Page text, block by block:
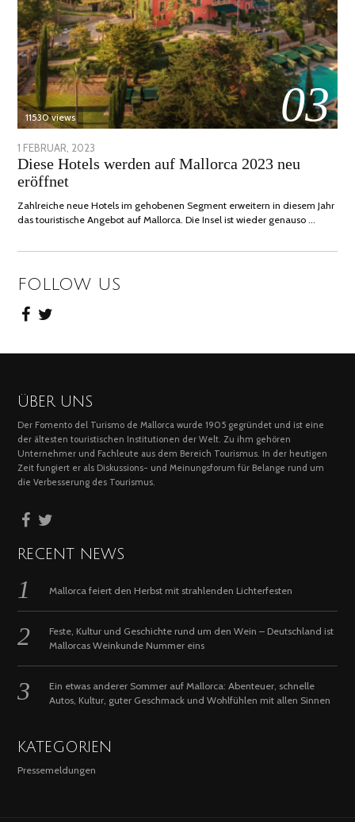
03
11530 views
POSTED
ON
1 FEBRUAR, 2023
FEBRUAR,
Diese Hotels werden auf Mallorca 2023 neu
eröffnet
Zahlreiche neue Hotels im gehobenen Segment erweitern in diesem Jahr
das touristische Angebot auf Mallorca. Die Insel ist wieder genauso …
FOLLOW US
ÜBER UNS
Der Fomento del Turismo de Mallorca wurde 1905 gegründet und ist eine
der ältesten touristischen Institutionen der Welt. Zu ihm gehören
Unternehmer und Fachleute aus dem Bereich Tourismus. In der heutigen
Zeit fungiert er als Diskussions- und Meinungsforum für Belange rund um
die Verbesserung des Tourismus.
RECENT NEWS
Mallorca feiert den Herbst mit strahlenden Lichterfesten
Feste, Kultur und Geschichte rund um den Wein – Deutschland ist
Mallorcas Weinkunde Nummer eins
Ein etwas anderer Sommer auf Mallorca: Abenteuer, schnelle
Autos, Kultur, guter Geschmack und Wohlfühlen mit allen Sinnen
KATEGORIEN
Pressemeldungen